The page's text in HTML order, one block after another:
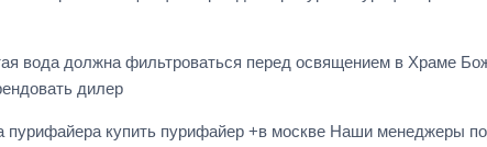
вода должна фильтроваться перед освящением в Храме
дилер
пурифайера купить пурифайер +в москве Наши менеджеры